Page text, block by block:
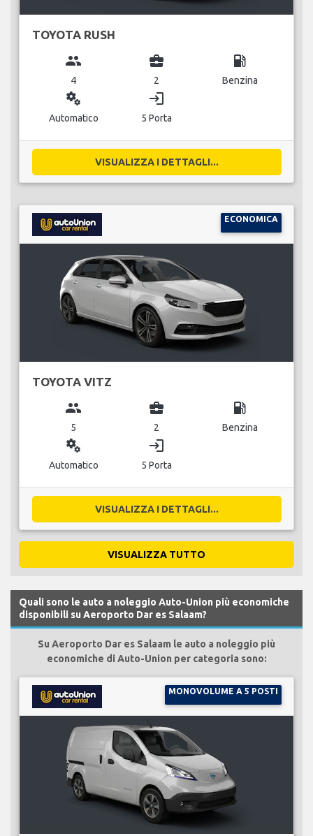
TOYOTA RUSH
group
4
business_center
2
local_gas_station
Benzina
miscellaneous_services
Automatico
login
5 Porta
VISUALIZZA I DETTAGLI...
ECONOMICA
TOYOTA VITZ
group
5
business_center
2
local_gas_station
Benzina
miscellaneous_services
Automatico
login
5 Porta
VISUALIZZA I DETTAGLI...
VISUALIZZA TUTTO
Quali sono le auto a noleggio Auto-Union più economiche
disponibili su Aeroporto Dar es Salaam?
Su Aeroporto Dar es Salaam le auto a noleggio più
economiche di Auto-Union per categoria sono:
MONOVOLUME A 5 POSTI